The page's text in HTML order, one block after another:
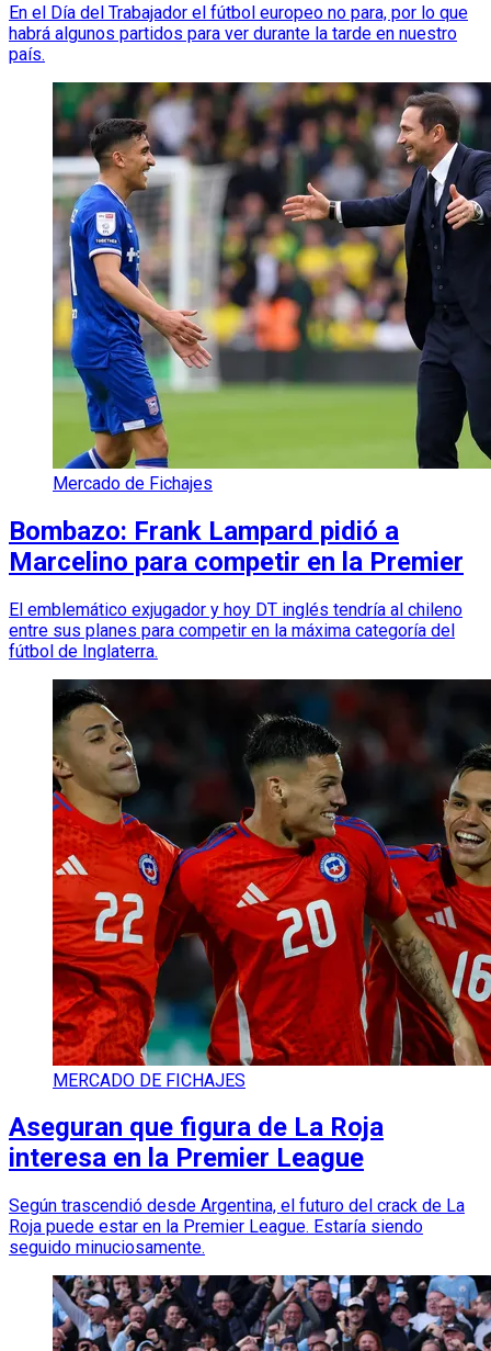
En el Día del Trabajador el fútbol europeo no para, por lo que
habrá algunos partidos para ver durante la tarde en nuestro
país.
Mercado de Fichajes
Bombazo: Frank Lampard pidió a
Marcelino para competir en la Premier
El emblemático exjugador y hoy DT inglés tendría al chileno
entre sus planes para competir en la máxima categoría del
fútbol de Inglaterra.
MERCADO DE FICHAJES
Aseguran que figura de La Roja
interesa en la Premier League
Según trascendió desde Argentina, el futuro del crack de La
Roja puede estar en la Premier League. Estaría siendo
seguido minuciosamente.